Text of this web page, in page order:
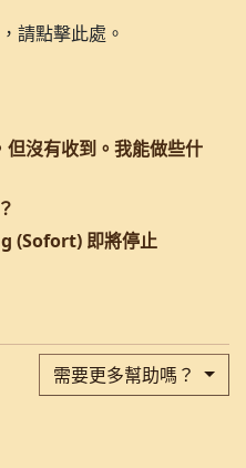
請點擊此處。
沒有收到。我能做些什
(Sofort) 即將停止
需要更多幫助嗎？